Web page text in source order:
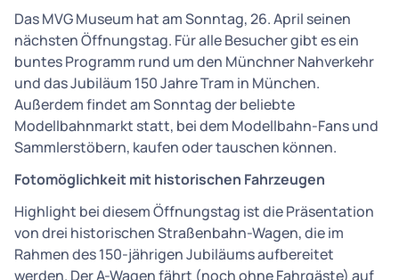
Das MVG Museum hat am Sonntag, 26. April seinen
nächsten Öffnungstag. Für alle Besucher gibt es ein
buntes Programm rund um den Münchner Nahverkehr
und das Jubiläum 150 Jahre Tram in München.
Außerdem findet am Sonntag der beliebte
Modellbahnmarkt statt, bei dem Modellbahn-Fans und
Sammlerstöbern, kaufen oder tauschen können.
Fotomöglichkeit mit historischen Fahrzeugen
Highlight bei diesem Öffnungstag ist die Präsentation
von drei historischen Straßenbahn-Wagen, die im
Rahmen des 150-jährigen Jubiläums aufbereitet
werden. Der A-Wagen fährt (noch ohne Fahrgäste) auf